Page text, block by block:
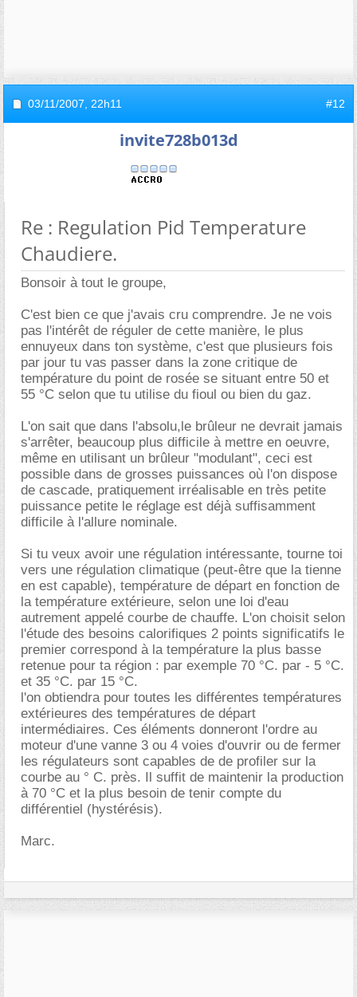
03/11/2007, 22h11 #12
invite728b013d
Re : Regulation Pid Temperature
Chaudiere.
Bonsoir à tout le groupe,
C'est bien ce que j'avais cru comprendre. Je ne vois
pas l'intérêt de réguler de cette manière, le plus
ennuyeux dans ton système, c'est que plusieurs fois
par jour tu vas passer dans la zone critique de
température du point de rosée se situant entre 50 et
55 °C selon que tu utilise du fioul ou bien du gaz.
L'on sait que dans l'absolu,le brûleur ne devrait jamais
s'arrêter, beaucoup plus difficile à mettre en oeuvre,
même en utilisant un brûleur "modulant", ceci est
possible dans de grosses puissances où l'on dispose
de cascade, pratiquement irréalisable en très petite
puissance petite le réglage est déjà suffisamment
difficile à l'allure nominale.
Si tu veux avoir une régulation intéressante, tourne toi
vers une régulation climatique (peut-être que la tienne
en est capable), température de départ en fonction de
la température extérieure, selon une loi d'eau
autrement appelé courbe de chauffe. L'on choisit selon
l'étude des besoins calorifiques 2 points significatifs le
premier correspond à la température la plus basse
retenue pour ta région : par exemple 70 °C. par - 5 °C.
et 35 °C. par 15 °C.
l'on obtiendra pour toutes les différentes températures
extérieures des températures de départ
intermédiaires. Ces éléments donneront l'ordre au
moteur d'une vanne 3 ou 4 voies d'ouvrir ou de fermer
les régulateurs sont capables de de profiler sur la
courbe au ° C. près. Il suffit de maintenir la production
à 70 °C et la plus besoin de tenir compte du
différentiel (hystérésis).
Marc.